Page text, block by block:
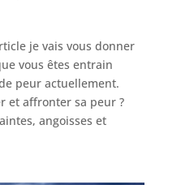
je vais vous donner
vous êtes entrain
peur actuellement.
et affronter sa peur ?
angoisses et